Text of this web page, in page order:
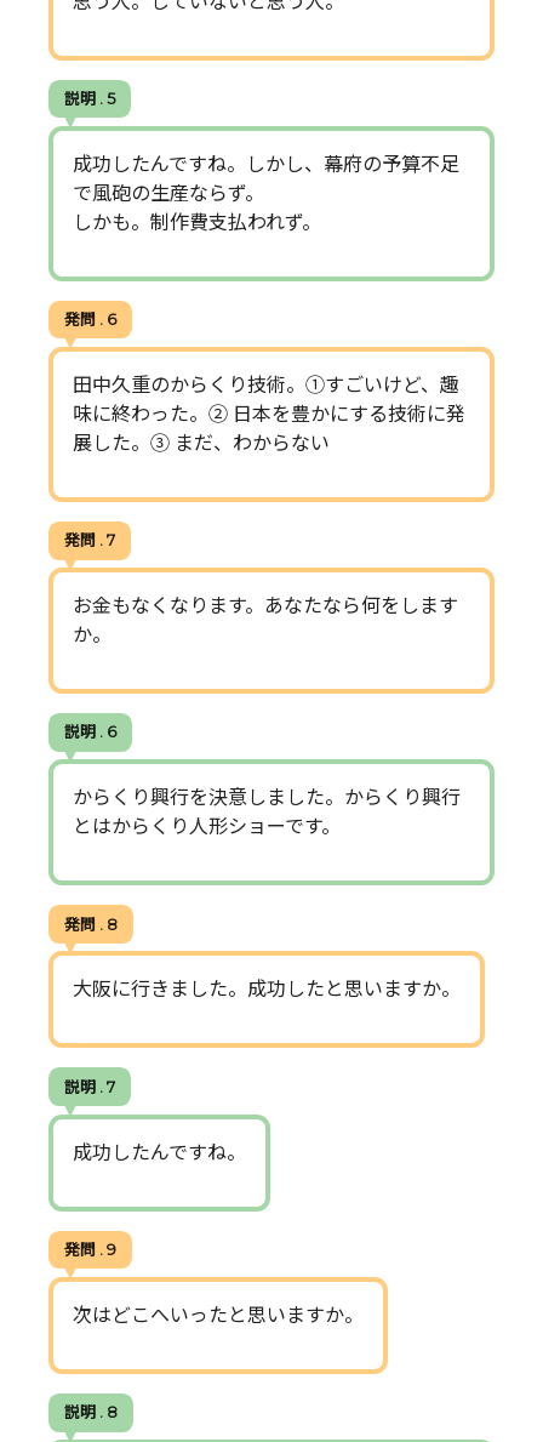
説明 . 5
成功したんですね。しかし、幕府の予算不足
で風砲の生産ならず。
しかも。制作費支払われず。
発問 . 6
田中久重のからくり技術。①すごいけど、趣
味に終わった。② 日本を豊かにする技術に発
展した。③ まだ、わからない
発問 . 7
お金もなくなります。あなたなら何をします
か。
説明 . 6
からくり興行を決意しました。からくり興行
とはからくり人形ショーです。
発問 . 8
大阪に行きました。成功したと思いますか。
説明 . 7
成功したんですね。
発問 . 9
次はどこへいったと思いますか。
説明 . 8